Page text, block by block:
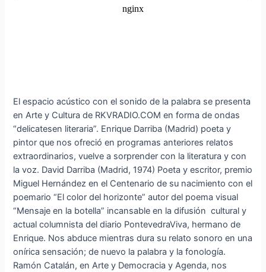
El espacio acústico con el sonido de la palabra se presenta
en Arte y Cultura de RKVRADIO.COM en forma de ondas
“delicatesen literaria”. Enrique Darriba (Madrid) poeta y
pintor que nos ofreció en programas anteriores relatos
extraordinarios, vuelve a sorprender con la literatura y con
la voz. David Darriba (Madrid, 1974) Poeta y escritor, premio
Miguel Hernández en el Centenario de su nacimiento con el
poemario “El color del horizonte” autor del poema visual
“Mensaje en la botella” incansable en la difusión cultural y
actual columnista del diario PontevedraViva, hermano de
Enrique. Nos abduce mientras dura su relato sonoro en una
onírica sensación; de nuevo la palabra y la fonología.
Ramón Catalán, en Arte y Democracia y Agenda, nos